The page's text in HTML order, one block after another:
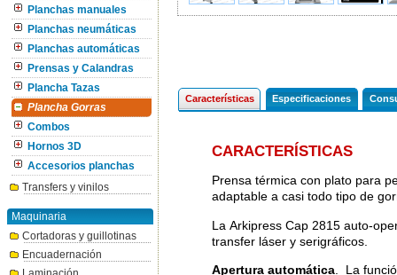
Planchas manuales
Planchas neumáticas
Planchas automáticas
Prensas y Calandras
Plancha Tazas
Plancha Gorras
Combos
Hornos 3D
Accesorios planchas
Transfers y vinilos
Maquinaria
Cortadoras y guillotinas
Encuadernación
Características Especificaciones
CARACTERÍSTICAS
Prensa térmica con plato para
adaptable a casi todo tipo de
La Arkipress Cap 2815 auto-
transfer láser y serigráficos.
Apertura automática. La